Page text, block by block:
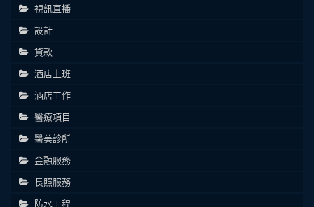
視訊直播
設計
貸款
酒店上班
酒店工作
醫療項目
醫美診所
金融服務
長照服務
防水工程